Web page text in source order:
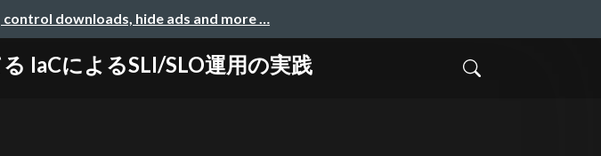
downloads, hide ads and more …
IaCによるSLI/SLO運用の実践